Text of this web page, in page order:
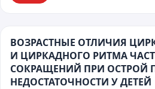
ВОЗРАСТНЫЕ ОТЛИЧИЯ
И ЦИРКАДНОГО РИТМА
СОКРАЩЕНИЙ ПРИ ОСТРОЙ
НЕДОСТАТОЧНОСТИ У ДЕТЕЙ